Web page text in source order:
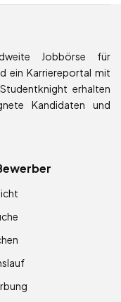
Jobbörse für
ein Karriereportal mit
erhalten
Kandidaten und